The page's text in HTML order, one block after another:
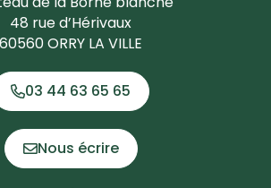
48 rue d’Hérivaux
60560 ORRY LA VILLE
03 44 63 65 65
Nous écrire